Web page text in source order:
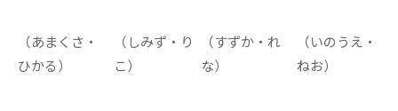
（あまくさ・
ひかる）
（しみず・り
こ）
（すずか・れ
な）
（いのうえ・
ねお）